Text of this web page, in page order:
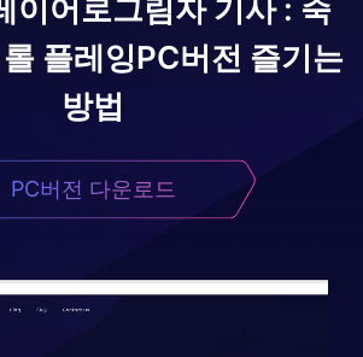
이어로그림자 기사 : 죽
플레잉PC버전 즐기는
방법
PC버전 다운로드